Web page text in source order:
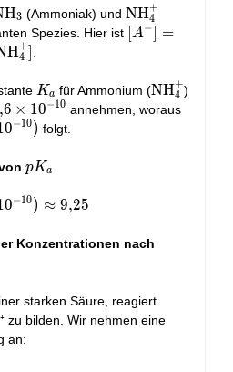
3 (Ammoniak) und NH4
+
Spezies. Hier ist [A^-] =
[A−] =
4
+]
K_a
Ka für Ammonium (NH4
+)
,6 × 10−10 annehmen, woraus
0−10) folgt.
pK_a
pKa
0−10) ≈ 9,25
Konzentrationen nach
starken Säure, reagiert
zu bilden. Wir nehmen eine
an: